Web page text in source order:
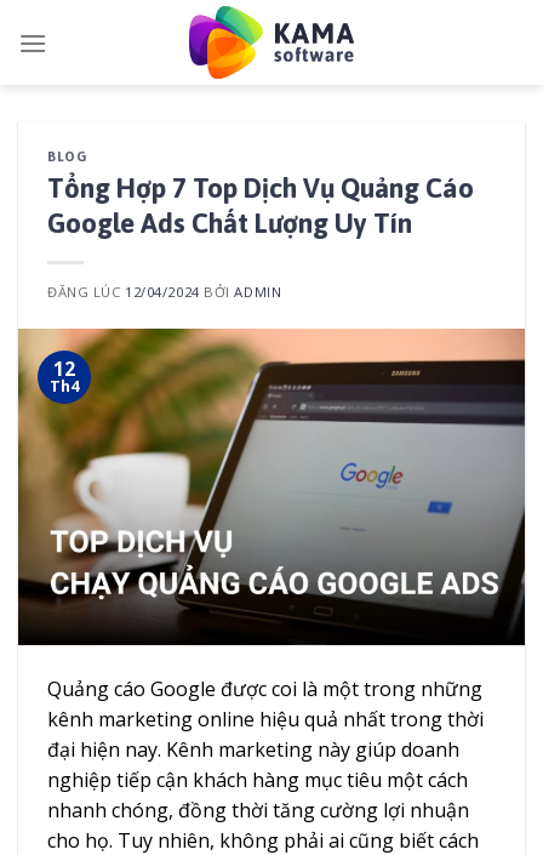
BLOG
Tổng Hợp 7 Top Dịch Vụ Quảng Cáo
Google Ads Chất Lượng Uy Tín
ĐĂNG LÚC 12/04/2024BỞIADMIN
12
Th4
Quảng cáo Google được coi là một trong những
kênh marketing online hiệu quả nhất trong thời
đại hiện nay. Kênh marketing này giúp doanh
nghiệp tiếp cận khách hàng mục tiêu một cách
nhanh chóng, đồng thời tăng cường lợi nhuận
cho họ. Tuy nhiên, không phải ai cũng biết cách